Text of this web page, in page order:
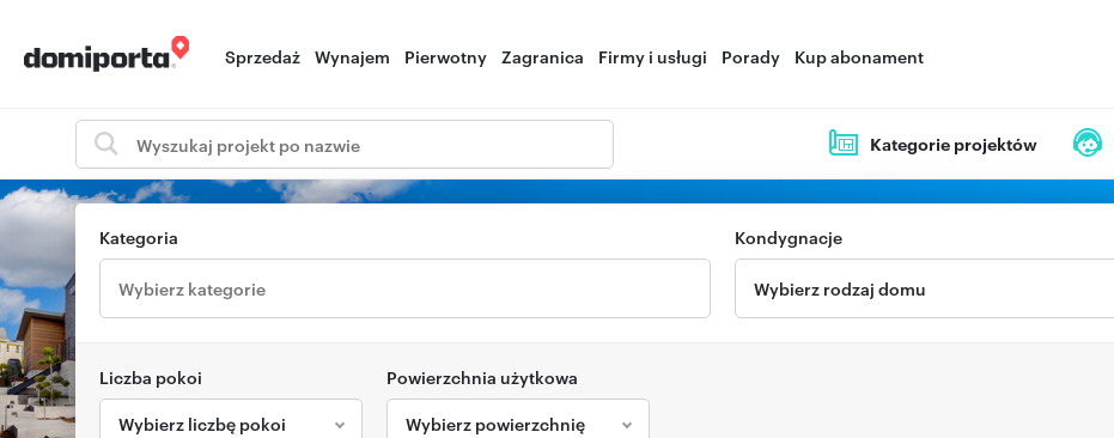
Sprzedaż Wynajem Pierwotny Zagranica Firmy i usługi Porady Kup abonament
Kategorie projektów
Kategoria Kondygnacje
Wybierz rodzaj domu
Liczba pokoi
Wybierz liczbę pokoi
Powierzchnia użytkowa
Wybierz powierzchnię